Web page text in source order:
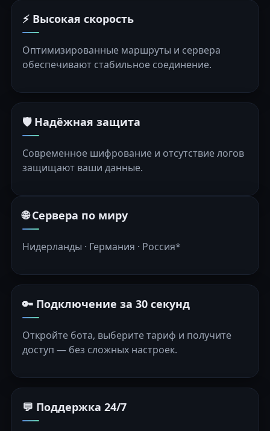
⚡ Высокая скорость
Оптимизированные маршруты и сервера
обеспечивают стабильное соединение.
🛡️ Надёжная защита
Современное шифрование и отсутствие логов
защищают ваши данные.
🌐 Сервера по миру
Нидерланды · Германия · Россия*
🔑 Подключение за 30 секунд
Откройте бота, выберите тариф и получите
доступ — без сложных настроек.
💬 Поддержка 24/7